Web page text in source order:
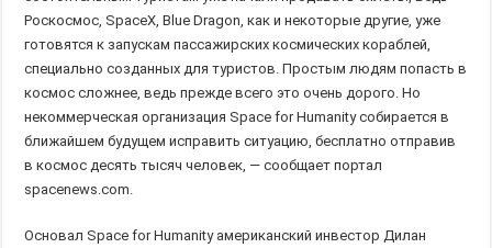
Роскосмос, SpaceX, Blue Dragon, как и некоторые другие, уже
готовятся к запускам пассажирских космических кораблей,
специально созданных для туристов. Простым людям попасть в
космос сложнее, ведь прежде всего это очень дорого. Но
некоммерческая организация Space for Humanity собирается в
ближайшем будущем исправить ситуацию, бесплатно отправив
в космос десять тысяч человек, — сообщает портал
spacenews.com.
Основал Space for Humanity американский инвестор Дилан